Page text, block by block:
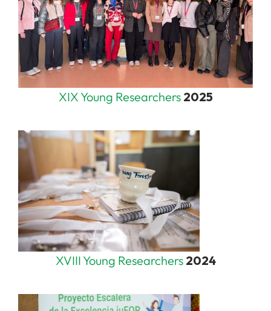
XIX Young Researchers 2025
XVIII Young Researchers 2024